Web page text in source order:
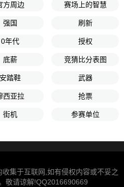
方周边 赛场上的智慧
强国 刷新
0年代 授权
底薪 竞猜比分表图
安踏鞋 武器
西亚拉 抢票
街机 参赛单位
集于互联网,如有侵权内容或不妥之
敬请谅解!QQ2016690669